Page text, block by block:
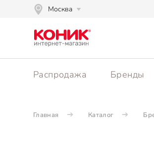
Москва
Распродажа Бренды
Главная Каталог